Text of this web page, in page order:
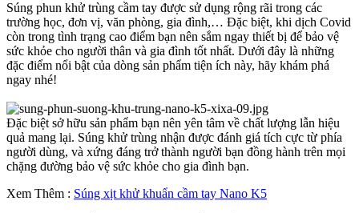
Súng phun khử trùng cầm tay được sử dụng rộng rãi trong các
trường học, đơn vị, văn phòng, gia đình,… Đặc biệt, khi dịch Covid
còn trong tình trạng cao điểm bạn nên sắm ngay thiết bị để bảo vệ
sức khỏe cho người thân và gia đình tốt nhất. Dưới đây là những
đặc điểm nổi bật của dòng sản phẩm tiện ích này, hãy khám phá
ngay nhé!
Đặc biệt sở hữu sản phẩm bạn nên yên tâm về chất lượng lẫn hiệu
quả mang lại. Súng khử trùng nhận được đánh giá tích cực từ phía
người dùng, và xứng đáng trở thành người bạn đồng hành trên mọi
chặng đường bảo vệ sức khỏe cho gia đình bạn.
Xem Thêm : Súng xịt khử khuẩn cầm tay Nano K5